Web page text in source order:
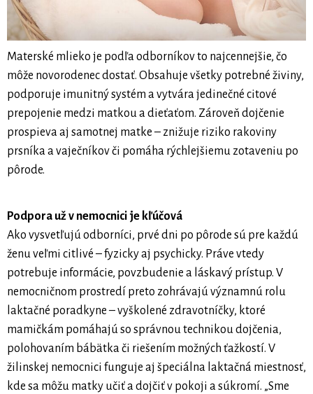
Materské mlieko je podľa odborníkov to najcennejšie, čo
môže novorodenec dostať. Obsahuje všetky potrebné živiny,
podporuje imunitný systém a vytvára jedinečné citové
prepojenie medzi matkou a dieťaťom. Zároveň dojčenie
prospieva aj samotnej matke – znižuje riziko rakoviny
prsníka a vaječníkov či pomáha rýchlejšiemu zotaveniu po
pôrode.
Podpora už v nemocnici je kľúčová
Ako vysvetľujú odborníci, prvé dni po pôrode sú pre každú
ženu veľmi citlivé – fyzicky aj psychicky. Práve vtedy
potrebuje informácie, povzbudenie a láskavý prístup. V
nemocničnom prostredí preto zohrávajú významnú rolu
laktačné poradkyne – vyškolené zdravotníčky, ktoré
mamičkám pomáhajú so správnou technikou dojčenia,
polohovaním bábätka či riešením možných ťažkostí. V
žilinskej nemocnici funguje aj špeciálna laktačná miestnosť,
kde sa môžu matky učiť a dojčiť v pokoji a súkromí. „Sme